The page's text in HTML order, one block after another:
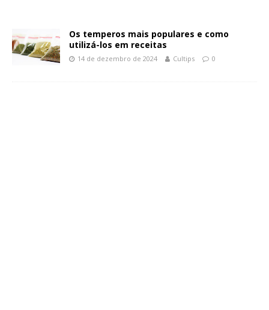
Os temperos mais populares e como
utilizá-los em receitas
14 de dezembro de 2024 Cultips 0